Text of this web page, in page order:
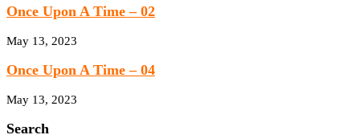
Once Upon A Time – 02
May 13, 2023
Once Upon A Time – 04
May 13, 2023
Search